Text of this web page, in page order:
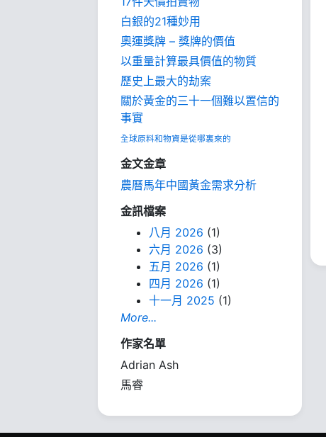
白銀的21種妙用
奧運獎牌 – 獎牌的價值
以重量計算最具價值的物質
歷史上最大的劫案
關於黃金的三十一個難以置信的
事實
全球原料和物資是從哪裏來的
金文金章
農曆馬年中國黃金需求分析
金訊檔案
八月 2026 (1)
六月 2026 (3)
五月 2026 (1)
四月 2026 (1)
十一月 2025 (1)
More...
作家名單
Adrian Ash
馬睿